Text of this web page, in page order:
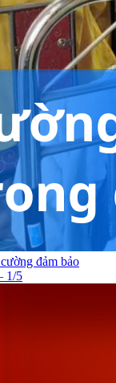
đảm bảo
1/5